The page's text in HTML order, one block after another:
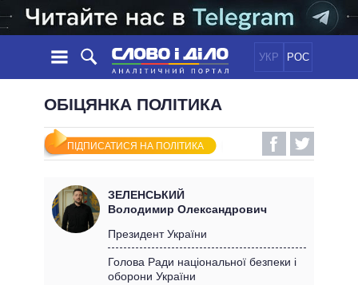
УКР РОС
НОВИНИ
СТРІЧКА
ПОДІЇ
СТАТТІ
ДУМКИ
ОГЛЯДИ
ДАЙДЖЕСТИ
ПОЛІТИКА
ЕКОНОМІКА
СВІТ
ОБIЦЯНКИ
УСІ ПОЛІТИКИ
ПРЕЗИДЕНТ І ОФІС
КАБІНЕТ МІНІСТРІВ
ІНФОГРАФІКА
ВІДЕО
ПІДТРИМАТИ
ОБІЦЯНКА ПОЛІТИКА
ПІДПИСАТИСЯ НА ПОЛІТИКА
ЗЕЛЕНСЬКИЙ
Володимир Олександрович
Президент України
Голова Ради національної безпеки і
оборони України